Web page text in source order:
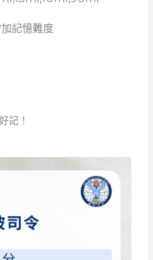
記憶難度
記！